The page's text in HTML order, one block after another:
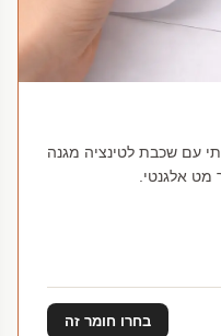
עם שכבת לטינציה מגנה
מט אלגנטי.
בחרו חומר זה